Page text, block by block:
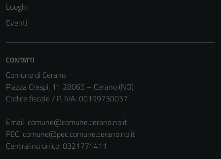
Luoghi
Eventi
CONTATTI
Comune di Cerano
Piazza Crespi, 11 28065 – Cerano (NO)
Codice fiscale / P. IVA: 00199730037
Email: comune@comune.cerano.no.it
PEC: comune@pec.comune.cerano.no.it
Centralino unico: 0321771411
possono